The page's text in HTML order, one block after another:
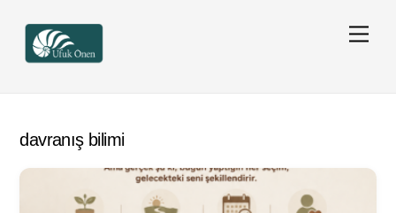
content
davranış bilimi